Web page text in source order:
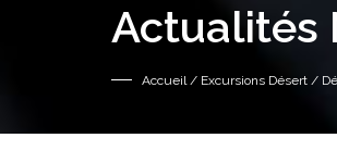
Actualités
Accueil/ Excursions Désert /